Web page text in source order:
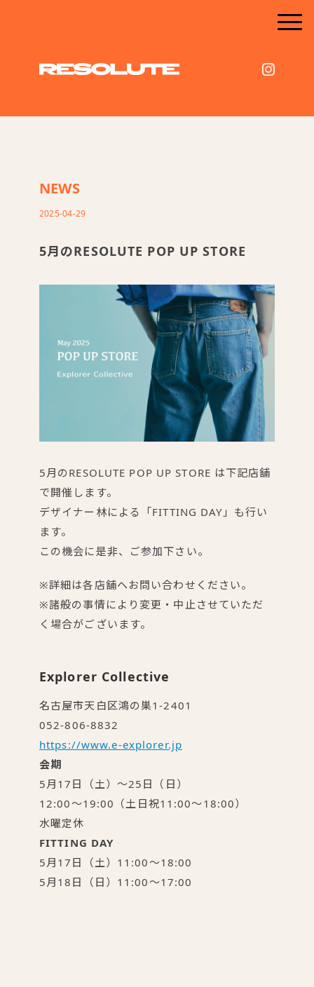
NEWS
2025-04-29
5月のRESOLUTE POP UP STORE
5月のRESOLUTE POP UP STORE は下記店舗
で開催します。
デザイナー林による「FITTING DAY」も行い
ます。
この機会に是非、ご参加下さい。
※詳細は各店舗へお問い合わせください。
※諸般の事情により変更・中止させていただ
く場合がございます。
Explorer Collective
名古屋市天白区鴻の巣1-2401
052-806-8832
https://www.e-explorer.jp
会期
5月17日（土）〜25日（日）
12:00〜19:00（土日祝11:00〜18:00）
水曜定休
FITTING DAY
5月17日（土）11:00〜18:00
5月18日（日）11:00〜17:00